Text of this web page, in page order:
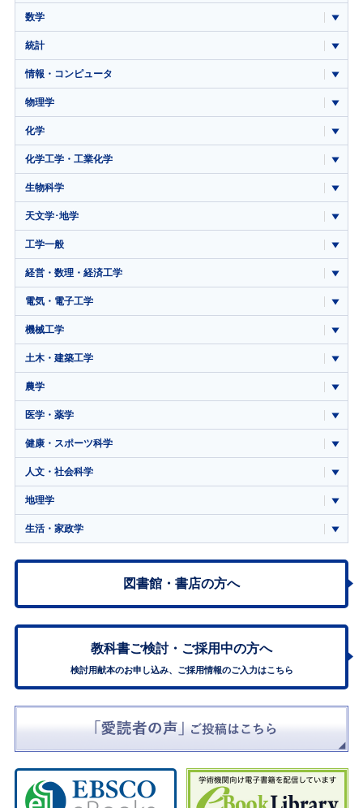
数学
統計
情報・コンピュータ
物理学
化学
化学工学・工業化学
生物科学
天文学･地学
工学一般
経営・数理・経済工学
電気・電子工学
機械工学
土木・建築工学
農学
医学・薬学
健康・スポーツ科学
人文・社会科学
地理学
生活・家政学
図書館・書店の方へ
教科書ご検討・ ご採用中の方へ
検討用献本のお申し込み、ご採用情報のご入力はこちら